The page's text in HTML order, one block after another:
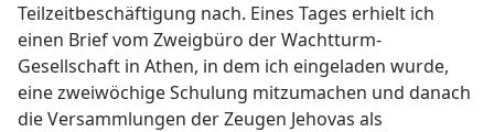
Teilzeitbeschäftigung nach. Eines Tages erhielt ich
einen Brief vom Zweigbüro der Wachtturm-
Gesellschaft in Athen, in dem ich eingeladen wurde,
eine zweiwöchige Schulung mitzumachen und danach
die Versammlungen der Zeugen Jehovas als